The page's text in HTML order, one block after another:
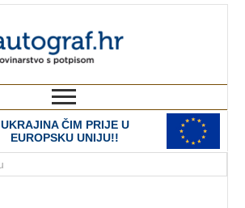
UKRAJINA ČIM PRIJE U
EUROPSKU UNIJU!!